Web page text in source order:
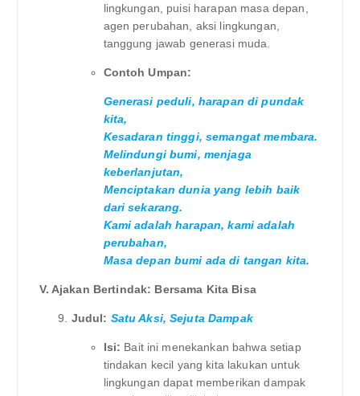
lingkungan, puisi harapan masa depan,
agen perubahan, aksi lingkungan,
tanggung jawab generasi muda.
Contoh Umpan:
Generasi peduli, harapan di pundak
kita,
Kesadaran tinggi, semangat membara.
Melindungi bumi, menjaga
keberlanjutan,
Menciptakan dunia yang lebih baik
dari sekarang.
Kami adalah harapan, kami adalah
perubahan,
Masa depan bumi ada di tangan kita.
V. Ajakan Bertindak: Bersama Kita Bisa
Judul: Satu Aksi, Sejuta Dampak
Isi: Bait ini menekankan bahwa setiap
tindakan kecil yang kita lakukan untuk
lingkungan dapat memberikan dampak